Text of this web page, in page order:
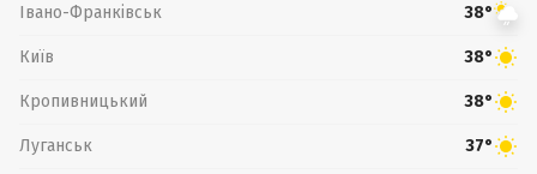
Івано-Франківськ 38°
Київ 38°
Кропивницький 38°
Луганськ 37°